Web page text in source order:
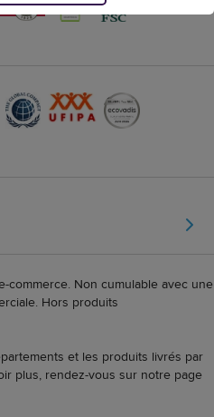
commerce. Non cumulable avec une
Hors produits
et les produits livrés par
plus, rendez-vous sur notre page